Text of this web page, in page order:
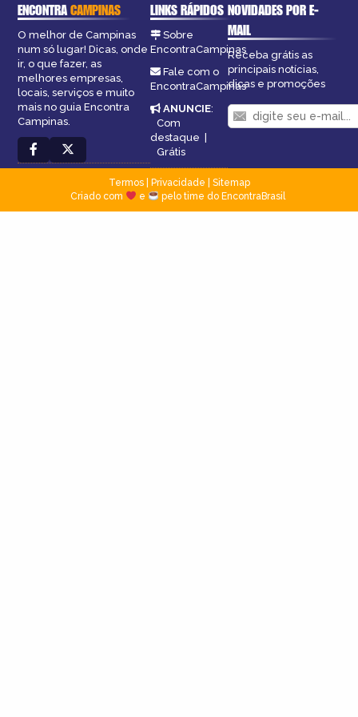
ENCONTRACAMPINAS
O melhor de Campinas
num só lugar! Dicas, onde
ir, o que fazer, as
melhores empresas,
locais, serviços e muito
mais no guia Encontra
Campinas.
LINKS RÁPIDOS
Sobre
EncontraCampinas
Fale com o
EncontraCampinas
ANUNCIE:
Com
destaque |
Grátis
NOVIDADES POR E-
MAIL
Receba grátis as
principais notícias,
dicas e promoções
Termos| Privacidade
Sitemap
Criado com
e pelo time do EncontraBrasil